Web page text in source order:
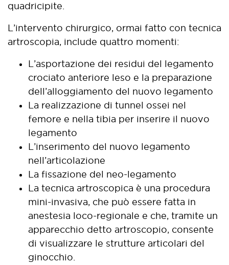
quadricipite.
L’intervento chirurgico, ormai fatto con tecnica
artroscopia, include quattro momenti:
L’asportazione dei residui del legamento
crociato anteriore leso e la preparazione
dell’alloggiamento del nuovo legamento
La realizzazione di tunnel ossei nel
femore e nella tibia per inserire il nuovo
legamento
L’inserimento del nuovo legamento
nell’articolazione
La fissazione del neo-legamento
La tecnica artroscopica è una procedura
mini-invasiva, che può essere fatta in
anestesia loco-regionale e che, tramite un
apparecchio detto artroscopio, consente
di visualizzare le strutture articolari del
ginocchio.